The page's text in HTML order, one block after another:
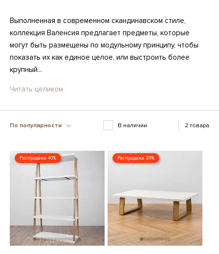
Выполненная в современном скандинавском стиле,
коллекция Валенсия предлагает предметы, которые
могут быть размещены по модульному принципу, чтобы
показать их как единое целое, или выстроить более
крупный...
Читать целиком
По популярности В наличии 2 товара
Распродажа 40% Распродажа 20%